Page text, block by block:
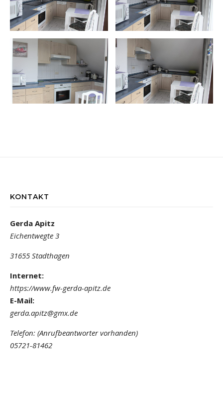
KONTAKT
Gerda Apitz
Eichentwegte 3
31655 Stadthagen
Internet:
https://www.fw-gerda-apitz.de
E-Mail:
gerda.apitz@gmx.de
Telefon: (Anrufbeantworter vorhanden)
05721-81462